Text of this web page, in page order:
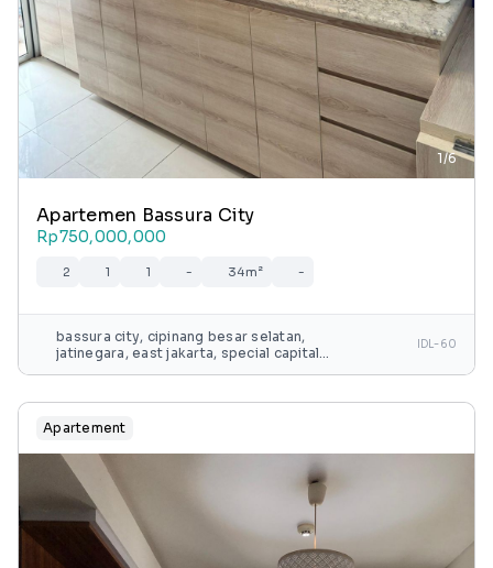
1/6
Apartemen Bassura City
Rp750,000,000
2 1 1 - 34m² -
bassura city, cipinang besar selatan,
jatinegara, east jakarta, special capital
IDL-60
Apartement